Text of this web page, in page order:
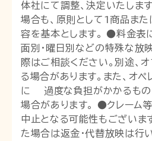
体社にて調整、決定いたしま
場合も、原則として1商品ま
容を基本とします。 ●料金表
面別・曜日別などの特殊な放
際はご相談ください。別途、
る場合があります。また、オペ
に 過度な負担がかかるもの
場合があります。 ●クレーム
中止となる可能性もございま
た場合は返金・代替放映は行